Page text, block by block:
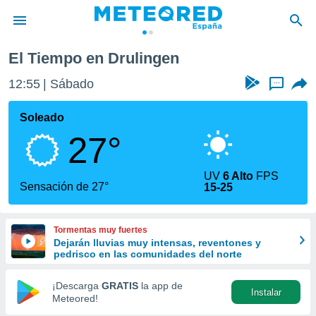
de
por
que se
calidad.
a este
las
y
forma
digital
basada
El Tiempo en Drulingen
12:55 Sábado ...
Soleado
27°
Sensación de 27°
UV6 Alto FPS
15-25
Tormentas muy fuertes
Dejarán lluvias muy intensas, reventones y
pedrisco en las comunidades del norte
¡Descarga GRATIS la app de
Meteored!
Instalar